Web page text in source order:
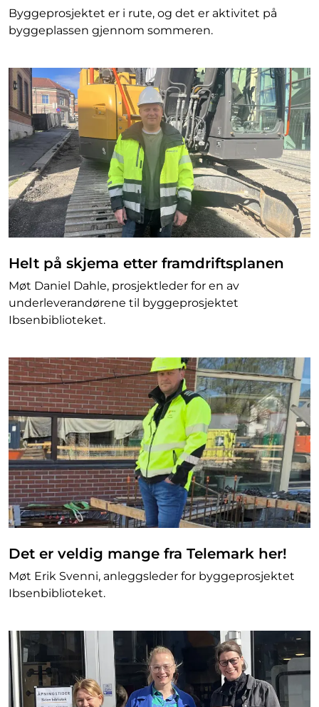
Byggeprosjektet er i rute, og det er aktivitet på
byggeplassen gjennom sommeren.
Helt på skjema etter framdriftsplanen
Møt Daniel Dahle, prosjektleder for en av
underleverandørene til byggeprosjektet
Ibsenbiblioteket.
Det er veldig mange fra Telemark her!
Møt Erik Svenni, anleggsleder for byggeprosjektet
Ibsenbiblioteket.